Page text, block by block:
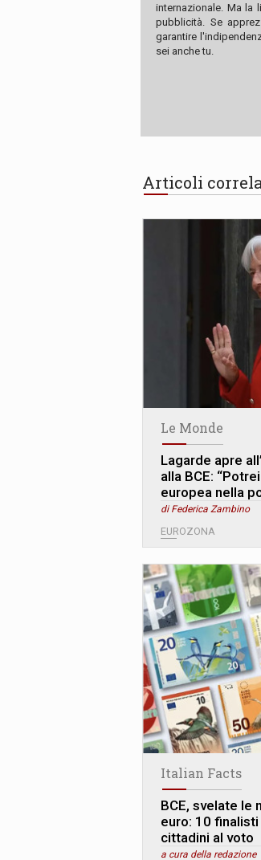
internazionale. Ma la
pubblicità. Se
garantire
sei anche tu.
Articoli
Le Monde
Lagarde apre
alla BCE:
europea nella
di Federica Zambino
EUROZONA
Italian Facts
BCE, svelate le
euro: 10
cittadini al voto
a cura della redazione